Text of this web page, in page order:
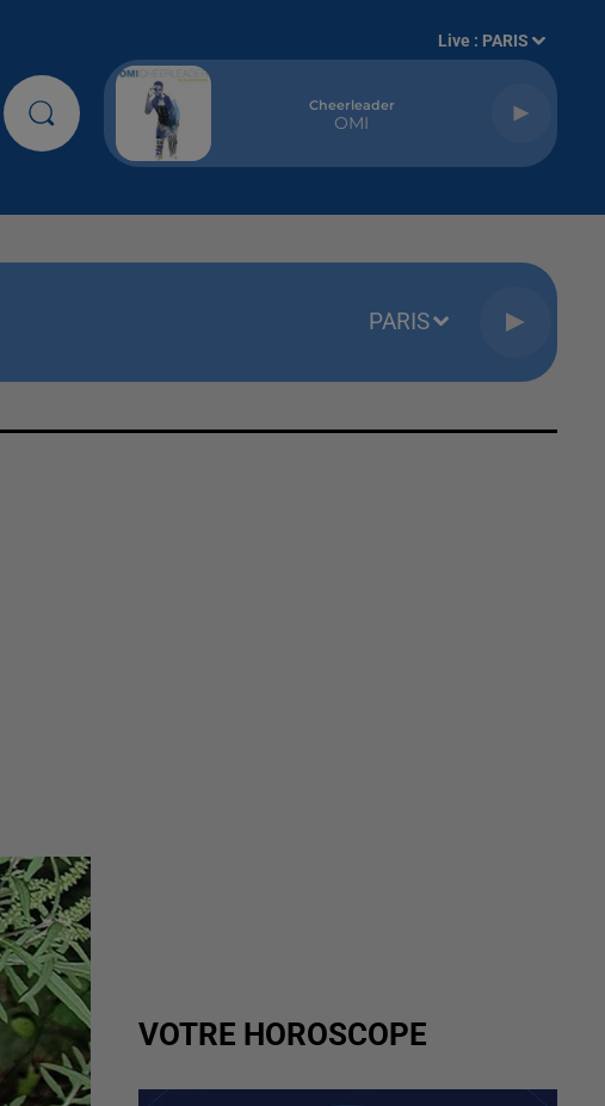
Live : PARIS
Cheerleader
OMI
PARIS
VOTRE HOROSCOPE